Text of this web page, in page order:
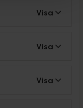
Visa
Visa
Visa